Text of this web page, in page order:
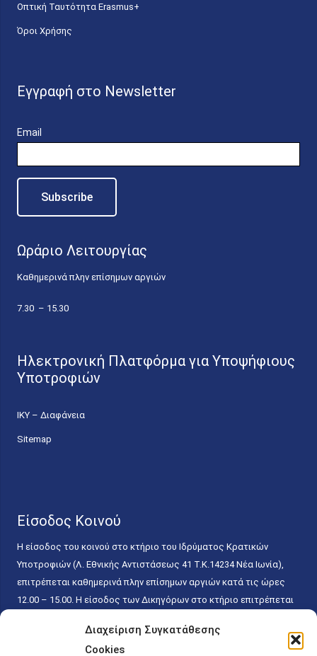
Διαχείριση Συγκατάθεσης
Cookies
Οπτική Ταυτότητα Erasmus+
Όροι Χρήσης
Εγγραφή στο Newsletter
Email
Ωράριο Λειτουργίας
Καθημερινά πλην επίσημων αργιών
7.30 – 15.30
Ηλεκτρονική Πλατφόρμα για Υποψήφιους
Υποτροφιών
ΙΚΥ – Διαφάνεια
Sitemap
Είσοδος Κοινού
Η είσοδος του κοινού στο κτήριο του Ιδρύματος Κρατικών
Υποτροφιών (Λ. Εθνικής Αντιστάσεως 41 T.K.14234 Νέα Ιωνία),
επιτρέπεται καθημερινά πλην επίσημων αργιών κατά τις ώρες
12.00 – 15.00. Η είσοδος των Δικηγόρων στο κτήριο επιτρέπεται
κάθε εργάσιμη ημέρα και ώρα χωρίς κανέναν χρονικό ή άλλο
περιορισμό. Η είσοδος του κοινού ειδικά στο γραφείο του